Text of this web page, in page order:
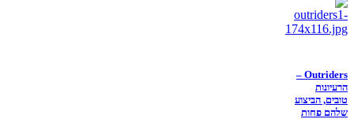
Outriders –
הרעיונות
טובים, הביצוע
שלהם פחות